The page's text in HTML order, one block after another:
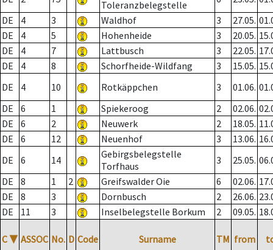
Toleranzbelegstelle
DE
4 3 Waldhof 3 27.05.
DE
4 5 Hohenheide 3 20.05.
DE
4 7 Lattbusch 3 22.05.
DE
4 8 Schorfheide-Wildfang 3 15.05.
DE
4 10 Rotkäppchen 3 01.06.
DE
6 1 Spiekeroog 2 02.06.
DE
6 2 Neuwerk 2 18.05.
DE
6 12 Neuenhof 3 13.06.
DE
6 14
Gebirgsbelegstelle
Torfhaus
3 25.05.
DE
8 1 2 Greifswalder Oie 6 02.06.
DE
8 3 Dornbusch 2 26.06.
DE
11 3 Inselbelegstelle Borkum 2 09.05.
C ▼ ASSOC No. D Code Surname TM from